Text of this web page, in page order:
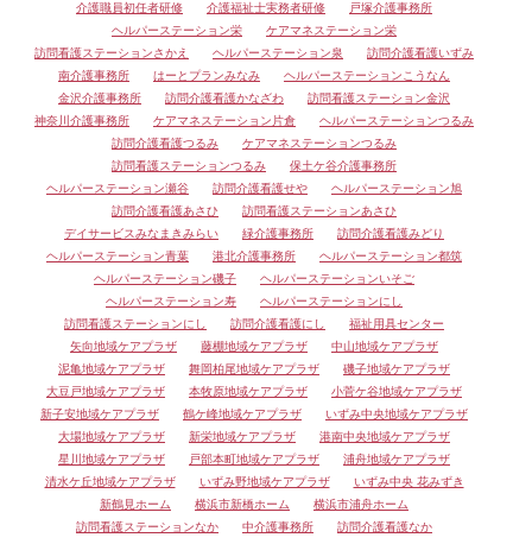
介護職員初任者研修
介護福祉士実務者研修
戸塚介護事務所
ヘルパーステーション栄
ケアマネステーション栄
訪問看護ステーションさかえ
ヘルパーステーション泉
訪問介護看護いずみ
南介護事務所
はーとプランみなみ
ヘルパーステーションこうなん
金沢介護事務所
訪問介護看護かなざわ
訪問看護ステーション金沢
神奈川介護事務所
ケアマネステーション片倉
ヘルパーステーションつるみ
訪問介護看護つるみ
ケアマネステーションつるみ
訪問看護ステーションつるみ
保土ケ谷介護事務所
ヘルパーステーション瀬谷
訪問介護看護せや
ヘルパーステーション旭
訪問介護看護あさひ
訪問看護ステーションあさひ
デイサービスみなまきみらい
緑介護事務所
訪問介護看護みどり
ヘルパーステーション青葉
港北介護事務所
ヘルパーステーション都筑
ヘルパーステーション磯子
ヘルパーステーションいそご
ヘルパーステーション寿
ヘルパーステーションにし
訪問看護ステーションにし
訪問介護看護にし
福祉用具センター
矢向地域ケアプラザ
藤棚地域ケアプラザ
中山地域ケアプラザ
泥亀地域ケアプラザ
舞岡柏尾地域ケアプラザ
磯子地域ケアプラザ
大豆戸地域ケアプラザ
本牧原地域ケアプラザ
小菅ケ谷地域ケアプラザ
新子安地域ケアプラザ
鶴ケ峰地域ケアプラザ
いずみ中央地域ケアプラザ
大場地域ケアプラザ
新栄地域ケアプラザ
港南中央地域ケアプラザ
星川地域ケアプラザ
戸部本町地域ケアプラザ
浦舟地域ケアプラザ
清水ケ丘地域ケアプラザ
いずみ野地域ケアプラザ
いずみ中央 花みずき
新鶴見ホーム
横浜市新橋ホーム
横浜市浦舟ホーム
訪問看護ステーションなか
中介護事務所 訪問介護看護なか